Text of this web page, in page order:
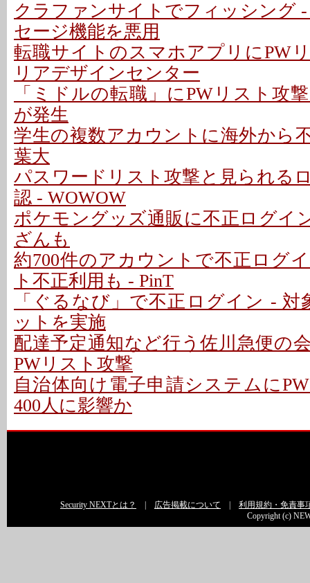
クラファンサイトでフィッシング
セージ機能を悪用
転職サイトのスマホアプリにPW
リアデザインセンター
「ミドルの転職」にPWリスト攻
が発生
学生の複数アカウントに海外から
葉大
パスワードリスト攻撃と見られる
認 - WOWOW
ポケモングッズ通販に不正ログイ
ざんも
約700件のアカウントで不正ログ
ト不正利用も - PinT
「ぐるなび」で不正ログイン - 対
ットを実施
配達予定通知など行う佐川急便の
PWリスト攻撃
自治体向け電子申請システムに
400人に影響か
Security NEXTとは？ 広告掲載について
利用規約・免責事
Copyright (c)